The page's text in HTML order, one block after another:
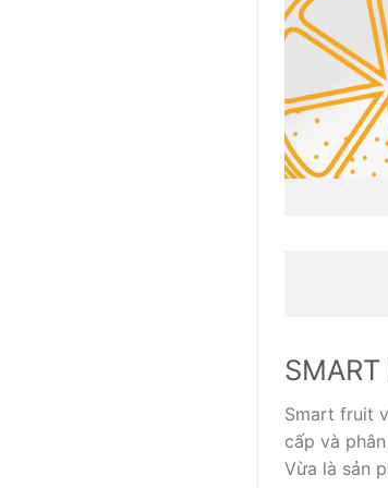
Smart fruit
cấp và
Vừa là sản